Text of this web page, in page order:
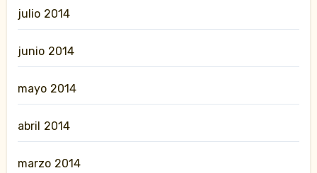
julio 2014
junio 2014
mayo 2014
abril 2014
marzo 2014